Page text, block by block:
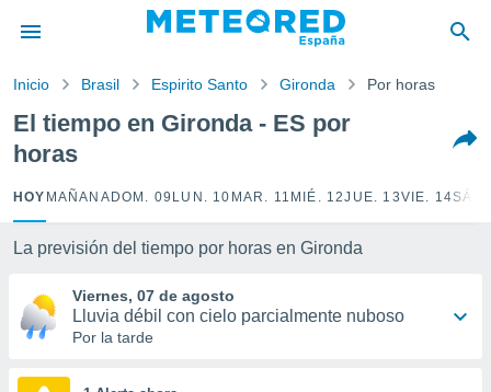
por
para
la
calidad.
a este
las
y
forma
Inicio Brasil Espirito Santo Gironda Por horas
El tiempo en Gironda - ES por
horas
HOY MAÑANA DOM. 09 LUN. 10 MAR. 11 MIÉ. 12JUE. 13VIE. 14
La previsión del tiempo por horas en Gironda
Viernes, 07 de agosto
Lluvia débil con cielo parcialmente nuboso
Por la tarde